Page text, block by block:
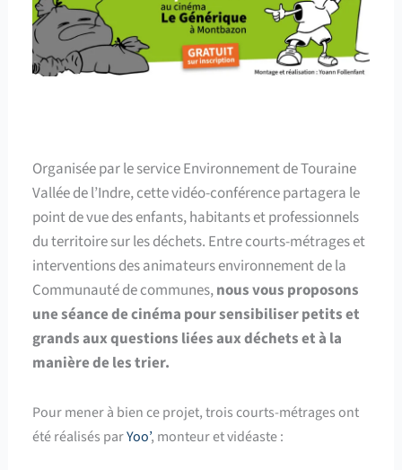
Organisée par le service Environnement de Touraine
Vallée de l’Indre, cette vidéo-conférence partagera le
point de vue des enfants, habitants et professionnels
du territoire sur les déchets. Entre courts-métrages et
interventions des animateurs environnement de la
Communauté de communes,nous vous proposons
une séance de cinéma pour sensibiliser petits et
grands aux questions liées aux déchets et à la
manière de les trier.
Pour mener à bien ce projet, trois courts-métrages ont
été réalisés parYoo’, monteur et vidéaste :